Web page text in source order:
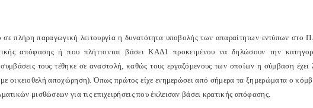
σε πλήρη παραγωγική λειτουργία η δυνατότητα υποβολής των απαραίτητων εντύπων στο
απόφασης ή που πλήττονται βάσει ΚΑΔ1 προκειμένου να δηλώσουν την
συμβάσεις τους τέθηκε σε αναστολή, καθώς τους εργαζόμενους των οποίων η σύμβαση
με οικειοθελή αποχώρηση). Όπως πρώτος είχε ενημερώσει από σήμερα τα ξημερώματα ο
μισθώσεων για τις επιχειρήσεις που έκλεισαν βάσει κρατικής απόφασης.